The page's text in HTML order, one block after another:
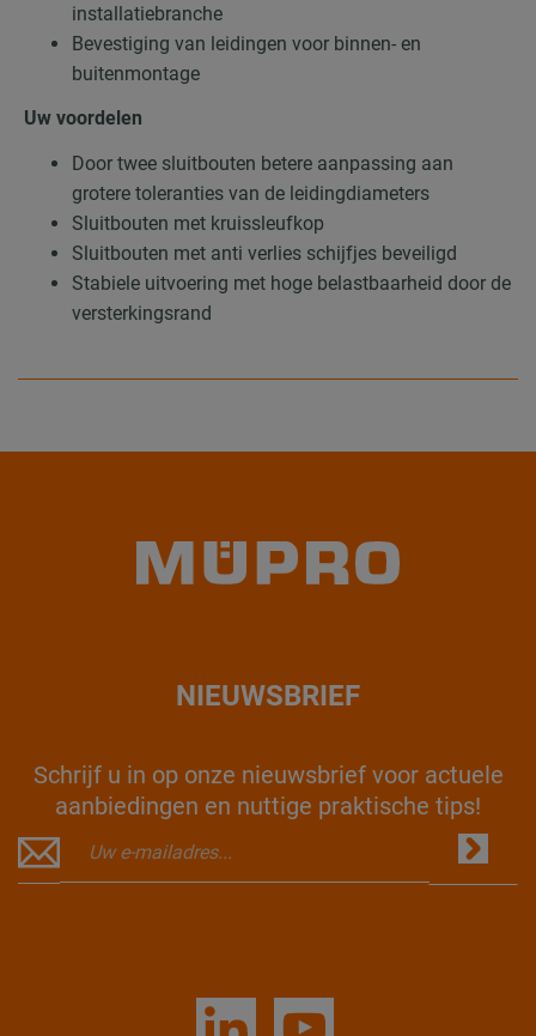
installatiebranche
Bevestiging van leidingen voor binnen- en
buitenmontage
Uw voordelen
Door twee sluitbouten betere aanpassing aan
grotere toleranties van de leidingdiameters
Sluitbouten met kruissleufkop
Sluitbouten met anti verlies schijfjes beveiligd
Stabiele uitvoering met hoge belastbaarheid door de
versterkingsrand
NIEUWSBRIEF
Schrijf u in op onze nieuwsbrief voor actuele
aanbiedingen en nuttige praktische tips!